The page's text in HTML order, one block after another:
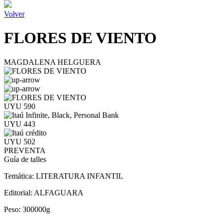
Volver
FLORES DE VIENTO
MAGDALENA HELGUERA
UYU 590
UYU 443
UYU 502
PREVENTA
Guía de talles
Temática: LITERATURA INFANTIL
Editorial: ALFAGUARA
Peso: 300000g